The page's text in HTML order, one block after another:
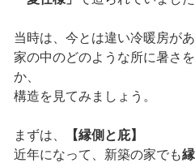
当時は、今とは違い冷暖房が
家の中のどのような所に暑さ
か、
構造を見てみましょう。
まずは、
【縁側と庇】
近年になって、新築の家でも